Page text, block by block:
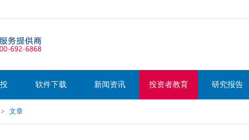
软件下载 新闻资讯 投资者教育 研究报告
> 文章